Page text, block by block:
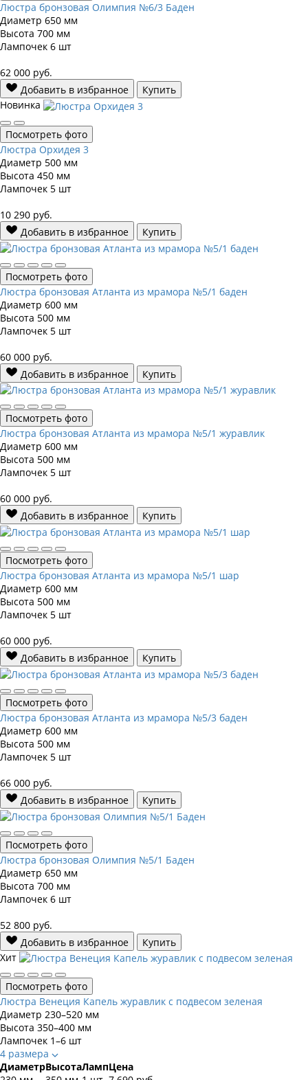
Люстра бронзовая Олимпия №6/3 Баден
Диаметр 650 мм
Высота 700 мм
Лампочек 6 шт
62 000 руб.
Добавить в избранное
Купить
Новинка
Посмотреть фото
Люстра Орхидея 3
Диаметр 500 мм
Высота 450 мм
Лампочек 5 шт
10 290 руб.
Добавить в избранное
Купить
Посмотреть фото
Люстра бронзовая Атланта из мрамора №5/1 баден
Диаметр 600 мм
Высота 500 мм
Лампочек 5 шт
60 000 руб.
Добавить в избранное
Купить
Посмотреть фото
Люстра бронзовая Атланта из мрамора №5/1 журавлик
Диаметр 600 мм
Высота 500 мм
Лампочек 5 шт
60 000 руб.
Добавить в избранное
Купить
Посмотреть фото
Люстра бронзовая Атланта из мрамора №5/1 шар
Диаметр 600 мм
Высота 500 мм
Лампочек 5 шт
60 000 руб.
Добавить в избранное
Купить
Посмотреть фото
Люстра бронзовая Атланта из мрамора №5/3 баден
Диаметр 600 мм
Высота 500 мм
Лампочек 5 шт
66 000 руб.
Добавить в избранное
Купить
Посмотреть фото
Люстра бронзовая Олимпия №5/1 Баден
Диаметр 650 мм
Высота 700 мм
Лампочек 6 шт
52 800 руб.
Добавить в избранное
Купить
Хит
Посмотреть фото
Люстра Венеция Капель журавлик с подвесом зеленая
Диаметр 230–520 мм
Высота 350–400 мм
Лампочек 1–6 шт
4 размера
ДиаметрВысотаЛампЦена